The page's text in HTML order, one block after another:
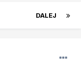
DALEJ